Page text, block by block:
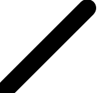
문공고 #태안신문공고
공고 #예산신문공고 #
고 #안면도신문공고
공고 #논산신문공고 #
고 #덕산신문공고 #
공고 #대전신문공고
신문공고 #익산신문